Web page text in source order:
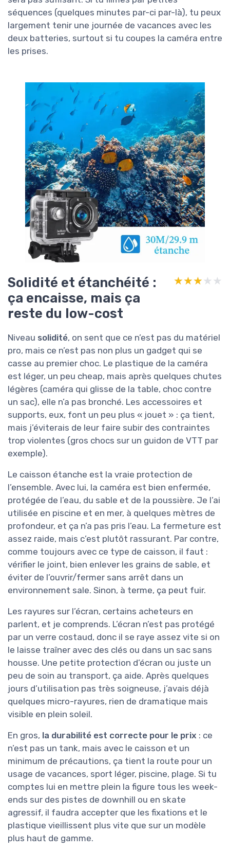
séquences (quelques minutes par-ci par-là), tu peux
largement tenir une journée de vacances avec les
deux batteries, surtout si tu coupes la caméra entre
les prises.
Solidité et étanchéité :
ça encaisse, mais ça
reste du low-cost
★★★★★
★★★★★
Niveau solidité, on sent que ce n’est pas du matériel
pro, mais ce n’est pas non plus un gadget qui se
casse au premier choc. Le plastique de la caméra
est léger, un peu cheap, mais après quelques chutes
légères (caméra qui glisse de la table, choc contre
un sac), elle n’a pas bronché. Les accessoires et
supports, eux, font un peu plus « jouet » : ça tient,
mais j’éviterais de leur faire subir des contraintes
trop violentes (gros chocs sur un guidon de VTT par
exemple).
Le caisson étanche est la vraie protection de
l’ensemble. Avec lui, la caméra est bien enfermée,
protégée de l’eau, du sable et de la poussière. Je l’ai
utilisée en piscine et en mer, à quelques mètres de
profondeur, et ça n’a pas pris l’eau. La fermeture est
assez raide, mais c’est plutôt rassurant. Par contre,
comme toujours avec ce type de caisson, il faut :
vérifier le joint, bien enlever les grains de sable, et
éviter de l’ouvrir/fermer sans arrêt dans un
environnement sale. Sinon, à terme, ça peut fuir.
Les rayures sur l’écran, certains acheteurs en
parlent, et je comprends. L’écran n’est pas protégé
par un verre costaud, donc il se raye assez vite si on
le laisse traîner avec des clés ou dans un sac sans
housse. Une petite protection d’écran ou juste un
peu de soin au transport, ça aide. Après quelques
jours d’utilisation pas très soigneuse, j’avais déjà
quelques micro-rayures, rien de dramatique mais
visible en plein soleil.
En gros, la durabilité est correcte pour le prix : ce
n’est pas un tank, mais avec le caisson et un
minimum de précautions, ça tient la route pour un
usage de vacances, sport léger, piscine, plage. Si tu
comptes lui en mettre plein la figure tous les week-
ends sur des pistes de downhill ou en skate
agressif, il faudra accepter que les fixations et le
plastique vieillissent plus vite que sur un modèle
plus haut de gamme.